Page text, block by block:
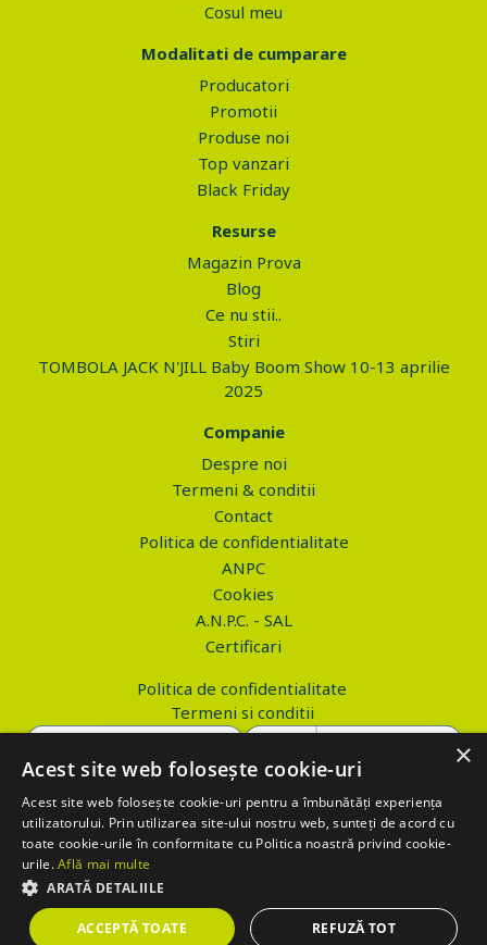
Cosul meu
Modalitati de cumparare
Producatori
Promotii
Produse noi
Top vanzari
Black Friday
Resurse
Magazin Prova
Blog
Ce nu stii..
Stiri
TOMBOLA JACK N'JILL Baby Boom Show 10-13 aprilie
2025
Companie
Despre noi
Termeni & conditii
Contact
Politica de confidentialitate
ANPC
Cookies
A.N.P.C. - SAL
Certificari
Politica de confidentialitate
Termeni si conditii
Copyright © 2026 PROVA.ro
$('.btn_gdpr').click(function() { //alert('test'); var values='';
values+='action=accept-gdpr'; $.ajax({ method: "POST", url:
"https://www.prova.ro/gdpr.php", data: values, success: function(html)
{ if (html == 'success') { $('.box_gdpr').remove(); return false; } } });
×
Acest site web folosește cookie-uri
Acest site web folosește cookie-uri pentru a îmbunătăți experiența
utilizatorului. Prin utilizarea site-ului nostru web, sunteți de acord cu
toate cookie-urile în conformitate cu Politica noastră privind cookie-
urile.Află mai multe
ARATĂ DETALIILE
ACCEPTĂ TOATE REFUZĂ TOT